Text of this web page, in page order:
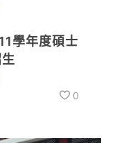
學年度碩士
0